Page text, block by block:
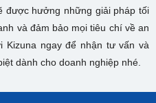
được hưởng những giải pháp tối
và đảm bảo mọi tiêu chí về an
Kizuna ngay để nhận tư vấn và
dành cho doanh nghiệp nhé.